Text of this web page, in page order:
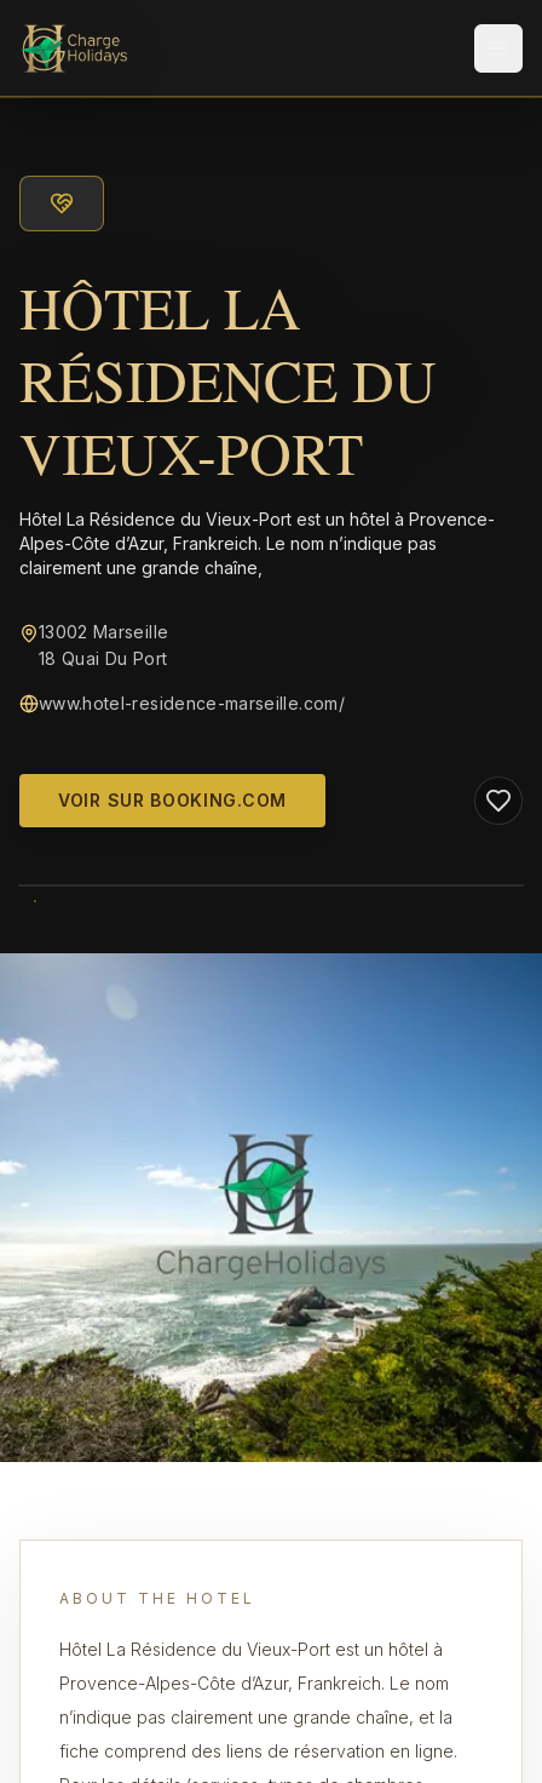
HÔTEL LA
RÉSIDENCE DU
VIEUX-PORT
Hôtel La Résidence du Vieux-Port est un hôtel à Provence-
Alpes-Côte d’Azur, Frankreich. Le nom n’indique pas
clairement une grande chaîne,
13002 Marseille
18 Quai Du Port
www.hotel-residence-marseille.com/
VOIR SUR BOOKING.COM
ABOUT THE HOTEL
Hôtel La Résidence du Vieux-Port est un hôtel à
Provence-Alpes-Côte d’Azur, Frankreich. Le nom
n’indique pas clairement une grande chaîne, et la
fiche comprend des liens de réservation en ligne.